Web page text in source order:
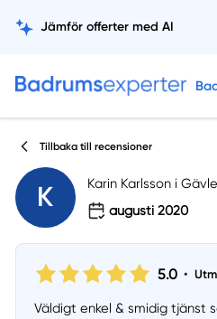
Jämför offerter med AI
Tillbaka till recensioner
K
Karin Karlsson i Gävle
augusti 2020
5.0 •
Väldigt enkel & smidig tjänst